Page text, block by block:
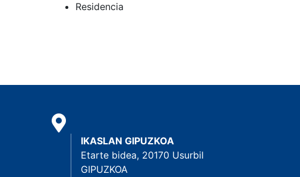
Residencia
IKASLAN GIPUZKOA
Etarte bidea, 20170 Usurbil
GIPUZKOA